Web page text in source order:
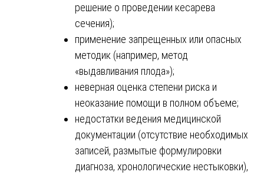
решение о проведении кесарева
сечения);
применение запрещенных или опасных
методик (например, метод
«выдавливания плода»);
неверная оценка степени риска и
неоказание помощи в полном объеме;
недостатки ведения медицинской
документации (отсутствие необходимых
записей, размытые формулировки
диагноза, хронологические нестыковки),